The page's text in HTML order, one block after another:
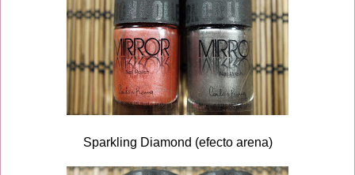
Sparkling Diamond (efecto arena)